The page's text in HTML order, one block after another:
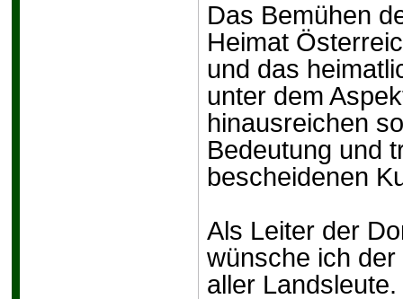
Das Bemühen
Heimat
und das
unter dem
hinausreichen
Bedeutung und
bescheidenen
Als Leiter der
wünsche ich
aller Landsleute.